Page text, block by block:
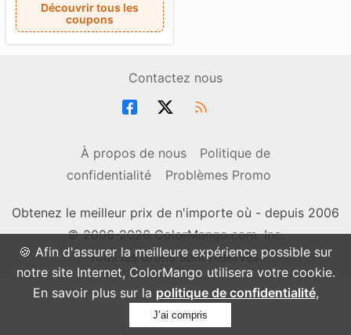
🍪 Afin d'assurer la meilleure expérience possible sur
notre site Internet, ColorMango utilisera votre cookie.
En savoir plus sur la politique de confidentialité,
J’ai compris
Découvrir tous les
coupons
Contactez nous
À propos de nous
Politique de
confidentialité
Problèmes Promo
Obtenez le meilleur prix de n'importe où - depuis 2006
© 2006-2026 ColorMango.com, Inc.
Tous les droits sont réservés.